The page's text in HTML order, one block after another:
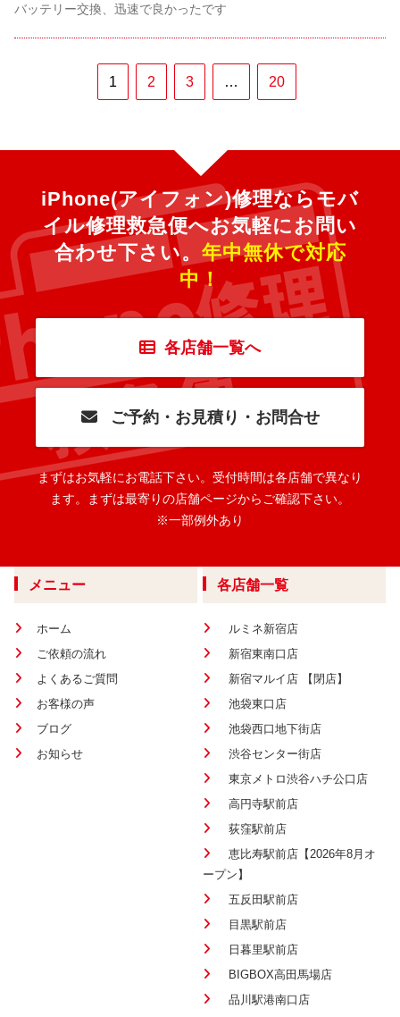
バッテリー交換、迅速で良かったです
1 2 3 … 20
iPhone(アイフォン)修理ならモバ
イル修理救急便へお気軽にお問い
合わせ下さい。 年中無休で対応
中！
各店舗一覧へ
ご予約・お見積り・お問合せ
まずはお気軽にお電話下さい。 受付時間は各店舗で異なり
ます。
まずは最寄りの店舗ページからご確認下さい。
※一部例外あり
メニュー
ホーム
ご依頼の流れ
よくあるご質問
お客様の声
ブログ
お知らせ
各店舗一覧
ルミネ新宿店
新宿東南口店
新宿マルイ店 【閉店】
池袋東口店
池袋西口地下街店
渋谷センター街店
東京メトロ渋谷ハチ公口店
高円寺駅前店
荻窪駅前店
恵比寿駅前店【2026年8月オ
ープン】
五反田駅前店
目黒駅前店
日暮里駅前店
BIGBOX高田馬場店
品川駅港南口店